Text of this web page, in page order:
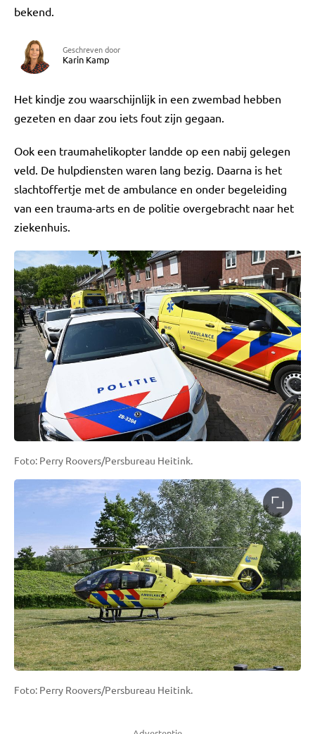
bekend.
Geschreven door
Karin Kamp
Het kindje zou waarschijnlijk in een zwembad hebben
gezeten en daar zou iets fout zijn gegaan.
Ook een traumahelikopter landde op een nabij gelegen
veld. De hulpdiensten waren lang bezig. Daarna is het
slachtoffertje met de ambulance en onder begeleiding
van een trauma-arts en de politie overgebracht naar het
ziekenhuis.
Foto: Perry Roovers/Persbureau Heitink.
Foto: Perry Roovers/Persbureau Heitink.